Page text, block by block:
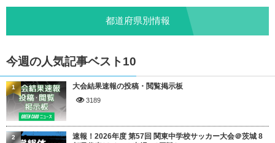
都道府県別情報
今週の人気記事ベスト10
大会結果速報の投稿・閲覧掲示板
3189
1
速報！2026年度 第57回 関東中学校サッカー大会＠茨城 8
2